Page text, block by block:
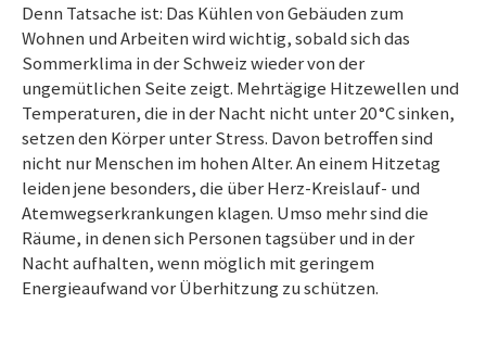
Denn Tatsache ist: Das Kühlen von Gebäuden zum
Wohnen und Arbeiten wird wichtig, sobald sich das
Sommerklima in der Schweiz wieder von der
ungemütlichen Seite zeigt. Mehrtägige Hitzewellen und
Temperaturen, die in der Nacht nicht unter 20 °C sinken,
setzen den Körper unter Stress. Davon betroffen sind
nicht nur Menschen im hohen Alter. An einem Hitzetag
leiden jene besonders, die über Herz-Kreislauf- und
Atemwegserkrankungen klagen. Umso mehr sind die
Räume, in denen sich Personen tagsüber und in der
Nacht aufhalten, wenn möglich mit geringem
Energieaufwand vor Überhitzung zu schützen.